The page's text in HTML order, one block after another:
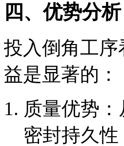
四、优势分
投入倒角工
益是显著的：
质量优势
密封持久